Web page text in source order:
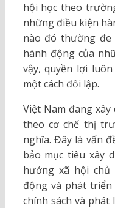
hội học theo
những điều kiện
nào đó thường đe
hành động của
vậy, quyền lợi
một cách đối lập.
Việt Nam đang
theo cơ chế thị
nghĩa. Đây là vấn
bảo mục tiêu xây
hướng xã hội
động và phát
chính sách và